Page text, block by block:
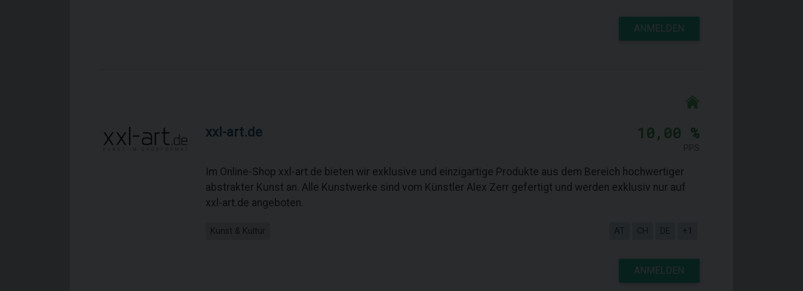
ANMELDEN
xxl-art.de 10,00 %
Im Online-Shop xxl-art.de bieten wir exklusive und einzigartige Produkte aus dem Bereich hochwertiger
abstrakter Kunst an. Alle Kunstwerke sind vom Künstler Alex Zerr gefertigt und werden exklusiv nur auf
xxl-art.de angeboten.
Kunst & Kultur AT CH DE +1
ANMELDEN